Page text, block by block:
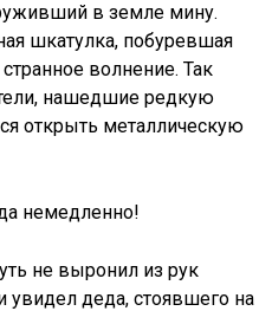
в земле мину.
шкатулка, побуревшая
волнение. Так
нашедшие редкую
открыть металлическую
немедленно!
не выронил из рук
деда, стоявшего на